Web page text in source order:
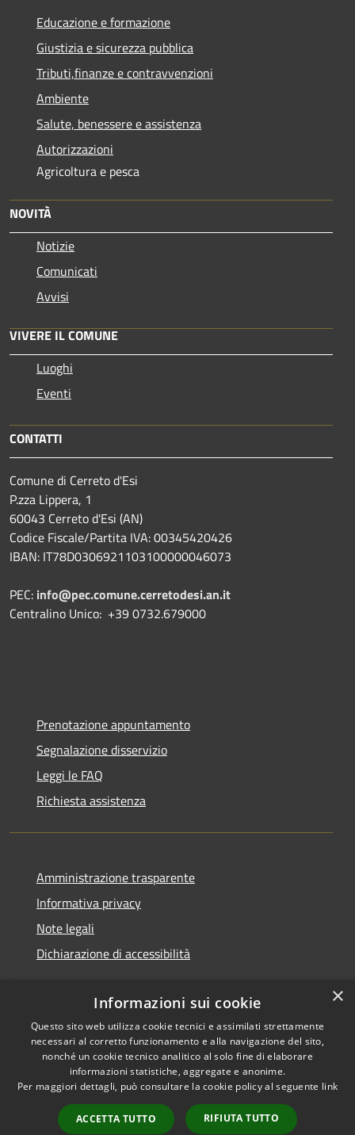
Educazione e formazione
Giustizia e sicurezza pubblica
Tributi,finanze e contravvenzioni
Ambiente
Salute, benessere e assistenza
Autorizzazioni
Agricoltura e pesca
NOVITÀ
Notizie
Comunicati
Avvisi
VIVERE IL COMUNE
Luoghi
Eventi
CONTATTI
Comune di Cerreto d'Esi
P.zza Lippera, 1
60043 Cerreto d'Esi (AN)
Codice Fiscale/Partita IVA: 00345420426
IBAN: IT78D0306921103100000046073
PEC: info@pec.comune.cerretodesi.an.it
Centralino Unico: +39 0732.679000
Prenotazione appuntamento
Segnalazione disservizio
Leggi le FAQ
Richiesta assistenza
Amministrazione trasparente
Informativa privacy
Note legali
Dichiarazione di accessibilità
RSS
Accessibilità
Cookie
Mappa del sito
Intranet
Copyright © 2026 • Comune di
Cerreto d'Esi • Powered by
Municipium•Accesso
redazione
×
Informazioni sui cookie
Questo sito web utilizza cookie tecnici e assimilati strettamente
necessari al corretto funzionamento e alla navigazione del sito,
nonché un cookie tecnico analitico al solo fine di elaborare
informazioni statistiche, aggregate e anonime.
Per maggiori dettagli, può consultare la cookie policy al seguente link
ACCETTA TUTTO RIFIUTA TUTTO